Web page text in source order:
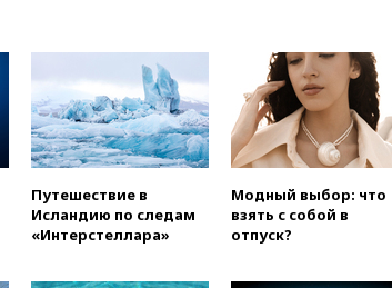
анонсировал скорое
соглашение о прекращении
огня США и Ирана
вчера, 22:15Три человека
получили ножевые ранения
вчера, 22:00Путин поручил
выделить средства на новые
Путешествие в
Исландию по следам
«Интерстеллара»
Модный выбор: что
взять с собой в
отпуск?